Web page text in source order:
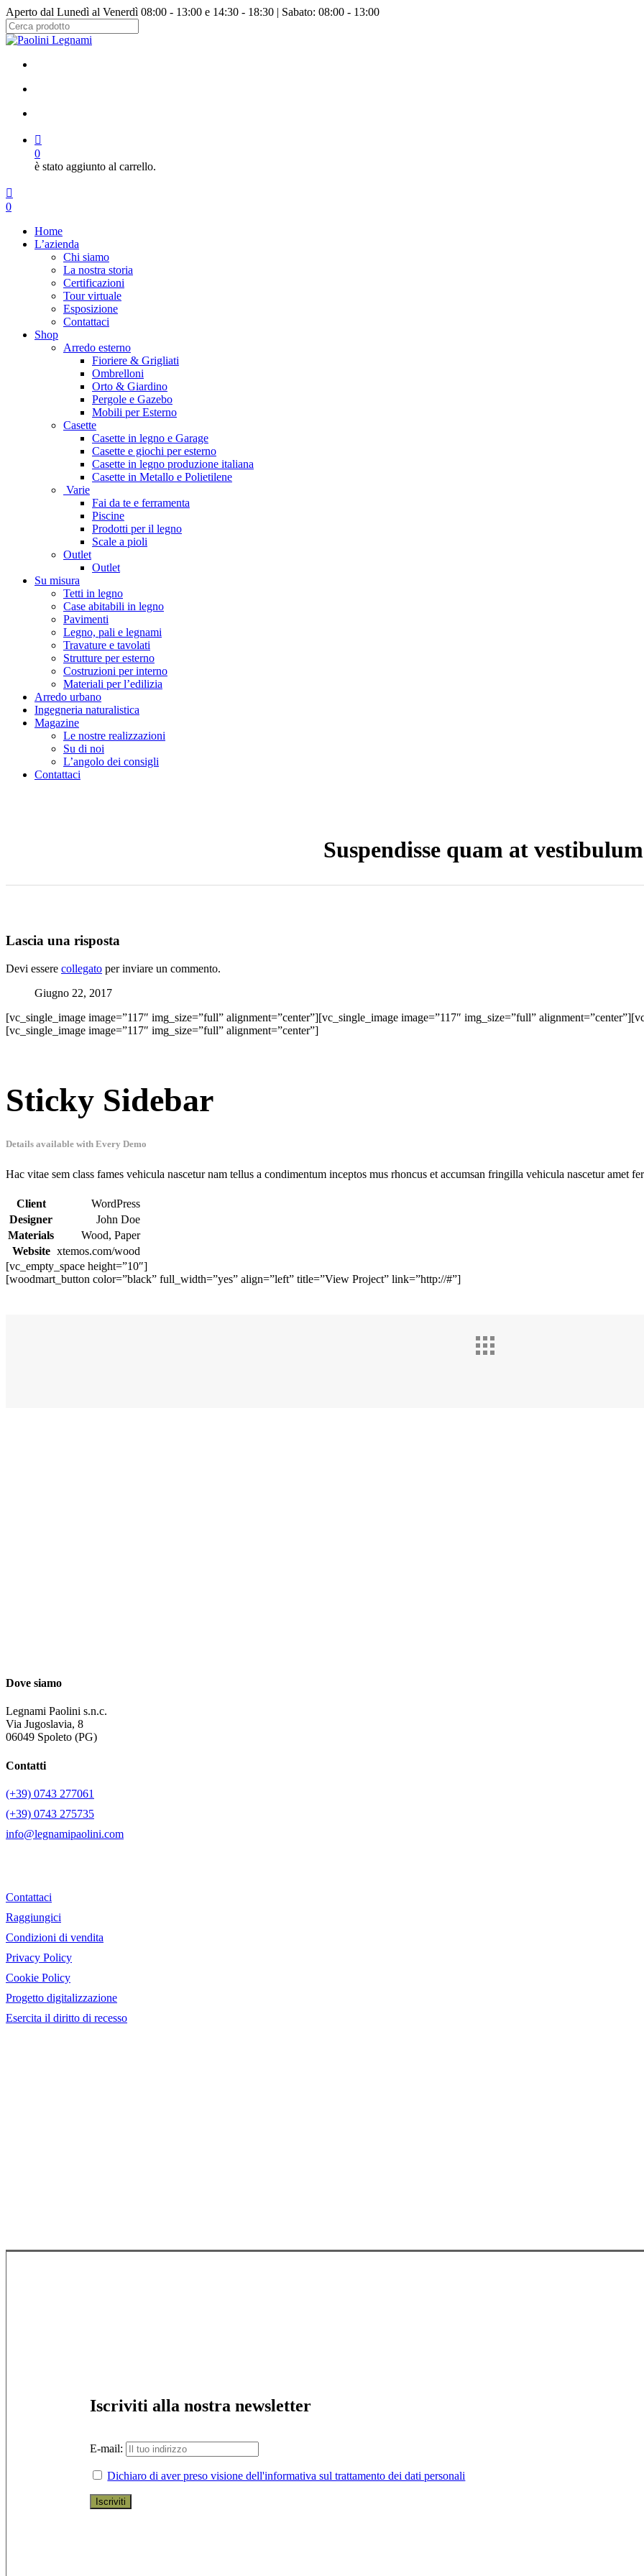
Salta
al
contenuto
Aperto dal Lunedì al Venerdì 08:00 - 13:00 e 14:30 - 18:30 | Sabato: 08:00 - 13:00
Chiudi
0
è stato aggiunto al carrello.
Menu
cerca
account
0
Home
L’azienda
Chi siamo
La nostra storia
Certificazioni
Tour virtuale
Esposizione
Contattaci
Shop
Arredo esterno
Fioriere & Grigliati
Ombrelloni
Orto & Giardino
Pergole e Gazebo
Mobili per Esterno
Casette
Casette in legno e Garage
Casette e giochi per esterno
Casette in legno produzione italiana
Casette in Metallo e Polietilene
Varie
Fai da te e ferramenta
Piscine
Prodotti per il legno
Scale a pioli
Outlet
Outlet
Su misura
Tetti in legno
Case abitabili in legno
Pavimenti
Legno, pali e legnami
Travature e tavolati
Strutture per esterno
Costruzioni per interno
Materiali per l’edilizia
Arredo urbano
Ingegneria naturalistica
Magazine
Le nostre realizzazioni
Su di noi
L’angolo dei consigli
Contattaci
Suspendisse quam at vestibulum
Lascia una risposta
Devi essere collegato per inviare un commento.
Giugno 22, 2017
[vc_single_image image=”117″ img_size=”full” alignment=”center”][vc_single_image image=”117″ img_size=”full”
[vc_single_image image=”117″ img_size=”full” alignment=”center”]
Sticky Sidebar
Details available with Every Demo
Hac vitae sem class fames vehicula nascetur nam tellus a condimentum inceptos mus rhoncus et accumsan fringilla vehicula nascetur amet
Client
WordPress
Designer
John Doe
Materials
Wood, Paper
Website xtemos.com/wood
[vc_empty_space height=”10″]
[woodmart_button color=”black” full_width=”yes” align=”left” title=”View Project” link=”http://#”]
Dove siamo
Legnami Paolini s.n.c.
Via Jugoslavia, 8
06049 Spoleto (PG)
Contatti
(+39) 0743 277061
(+39) 0743 275735
info@legnamipaolini.com
Contattaci
Raggiungici
Condizioni di vendita
Privacy Policy
Cookie Policy
Progetto digitalizzazione
Esercita il diritto di recesso
Iscriviti alla nostra newsletter
E-mail:
Dichiaro di aver preso visione dell'informativa sul trattamento dei dati personali